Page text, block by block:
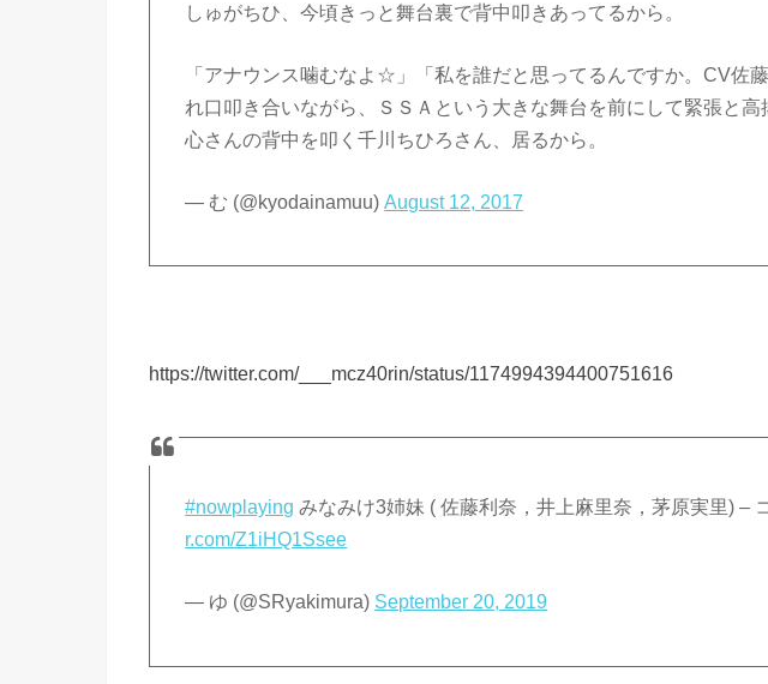
しゅがちひ、今頃きっと舞台裏で背中叩きあってるから。
「アナウンス噛むなよ☆」「私を誰だと思ってるんですか。CV佐
れ口叩き合いながら、ＳＳＡという大きな舞台を前にして緊張と
心さんの背中を叩く千川ちひろさん、居るから。
— む (@kyodainamuu)August 12, 2017
https://twitter.com/___mcz40rin/status/1174994394400751616
#nowplaying みなみけ3姉妹 ( 佐藤利奈，井上麻里奈，茅原実里) –
r.com/Z1iHQ1Ssee
— ゆ (@SRyakimura) September 20, 2019